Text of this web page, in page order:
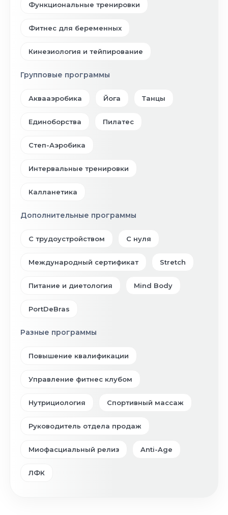
Функциональные тренировки
Фитнес для беременных
Кинезиология и тейпирование
Групповые программы
Аквааэробика Йога Танцы
Единоборства Пилатес
Степ-Аэробика
Интервальные тренировки
Калланетика
Дополнительные программы
С трудоустройством С нуля
Международный сертификат Stretch
Питание и диетология Mind Body
PortDeBras
Разные программы
Повышение квалификации
Управление фитнес клубом
Нутрициология Спортивный массаж
Руководитель отдела продаж
Миофасциальный релиз Anti-Age
ЛФК